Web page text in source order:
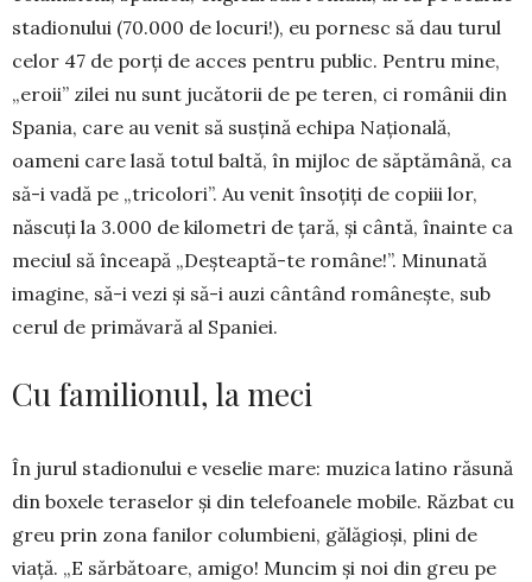
stadionului (70.000 de locuri!), eu por­nesc să dau turul
celor 47 de porți de acces pentru public. Pentru mine,
„eroii” zilei nu sunt jucătorii de pe te­ren, ci românii din
Spania, care au venit să susțină echipa Națională,
oameni care lasă totul baltă, în mijloc de săptămână, ca
să-i vadă pe „trico­lori”. Au venit în­soțiți de copiii lor,
născuți la 3.000 de kilometri de țară, și cântă, îna­inte ca
meciul să în­ceapă „Deșteap­tă-te române!”. Mi­nunată
ima­gi­ne, să-i vezi și să-i auzi cântând ro­mâ­nește, sub
cerul de primăvară al Spaniei.
Cu familionul, la meci
În jurul sta­dio­nului e veselie mare: muzica la­ti­no răsună
din bo­xele teraselor și din telefoanele mo­bile. Răzbat cu
greu prin zona fanilor colum­bieni, gălăgioși, plini de
viață. „E sărbătoare, ami­go! Muncim și noi din greu pe